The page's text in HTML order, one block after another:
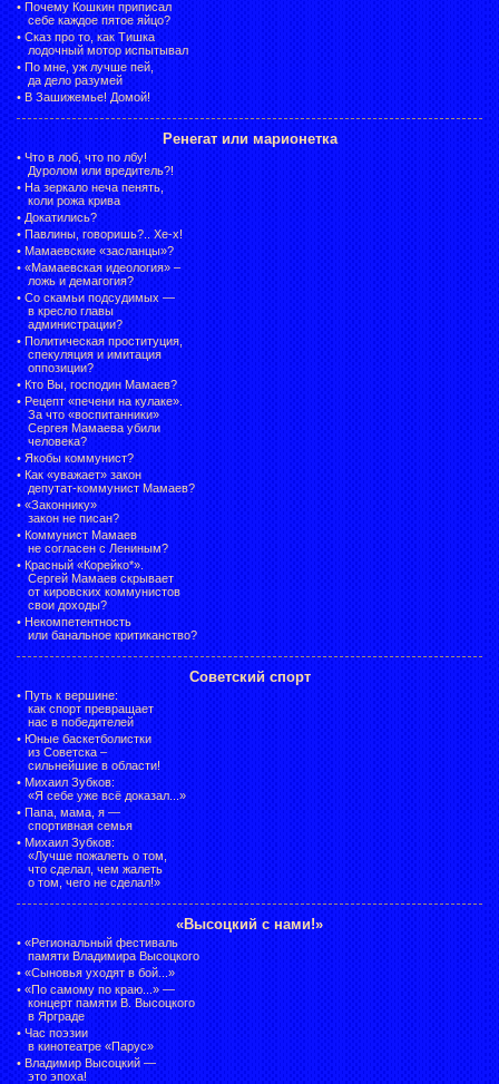
• Почему Кошкин приписал
себе каждое пятое яйцо?
• Сказ про то, как Тишка
лодочный мотор испытывал
• По мне, уж лучше пей,
да дело разумей
• В Зашижемье! Домой!
Ренегат или марионетка
• Что в лоб, что по лбу!
Дуролом или вредитель?!
• На зеркало неча пенять,
коли рожа крива
• Докатились?
• Павлины, говоришь?.. Хе-х!
• Мамаевские «засланцы»?
• «Мамаевская идеология» –
ложь и демагогия?
• Со скамьи подсудимых —
в кресло главы
администрации?
• Политическая проституция,
спекуляция и имитация
оппозиции?
• Кто Вы, господин Мамаев?
• Рецепт «печени на кулаке».
За что «воспитанники»
Сергея Мамаева убили
человека?
• Якобы коммунист?
• Как «уважает» закон
депутат-коммунист Мамаев?
• «Законнику»
закон не писан?
• Коммунист Мамаев
не согласен с Лениным?
• Красный «Корейко*».
Сергей Мамаев скрывает
от кировских коммунистов
свои доходы?
• Некомпетентность
или банальное критиканство?
Советский спорт
• Путь к вершине:
как спорт превращает
нас в победителей
• Юные баскетболистки
из Советска –
сильнейшие в области!
• Михаил Зубков:
«Я себе уже всё доказал...»
• Папа, мама, я —
спортивная семья
• Михаил Зубков:
«Лучше пожалеть о том,
что сделал, чем жалеть
о том, чего не сделал!»
«Высоцкий с нами!»
• «Региональный фестиваль
памяти Владимира Высоцкого
• «Сыновья уходят в бой...»
• «По самому по краю...» —
концерт памяти В. Высоцкого
в Ярграде
• Час поэзии
в кинотеатре «Парус»
• Владимир Высоцкий —
это эпоха!